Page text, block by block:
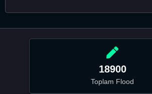
18900
Toplam Flood